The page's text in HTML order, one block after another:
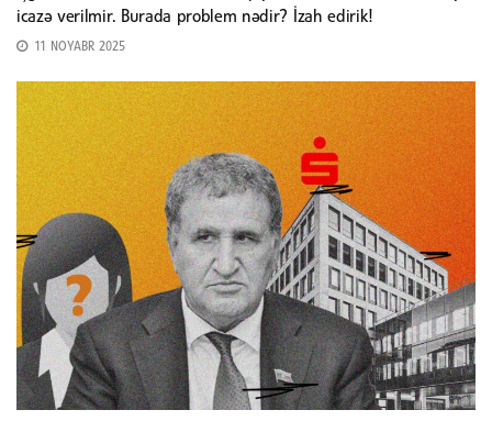
icazə verilmir. Burada problem nədir? İzah edirik!
11 NOYABR 2025